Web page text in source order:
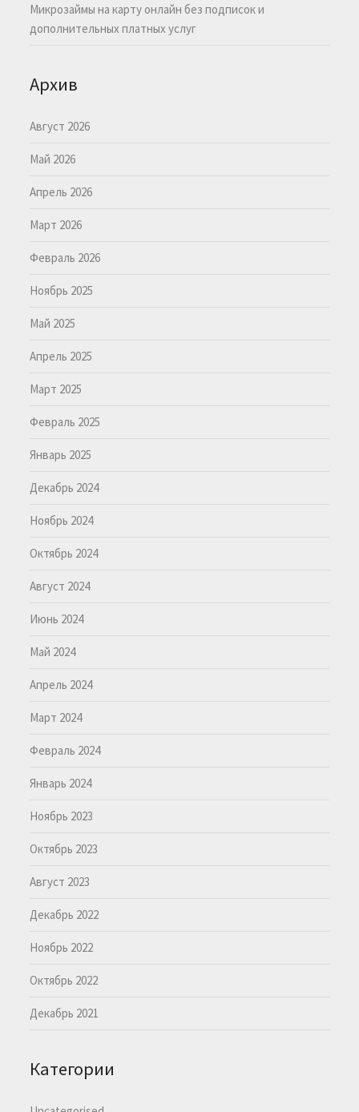
Микрозаймы на карту онлайн без подписок и
дополнительных платных услуг
Архив
Август 2026
Май 2026
Апрель 2026
Март 2026
Февраль 2026
Ноябрь 2025
Май 2025
Апрель 2025
Март 2025
Февраль 2025
Январь 2025
Декабрь 2024
Ноябрь 2024
Октябрь 2024
Август 2024
Июнь 2024
Май 2024
Апрель 2024
Март 2024
Февраль 2024
Январь 2024
Ноябрь 2023
Октябрь 2023
Август 2023
Декабрь 2022
Ноябрь 2022
Октябрь 2022
Декабрь 2021
Категории